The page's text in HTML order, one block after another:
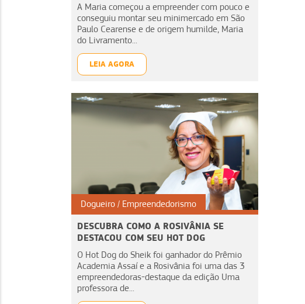
A Maria começou a empreender com pouco e
conseguiu montar seu minimercado em São
Paulo Cearense e de origem humilde, Maria
do Livramento...
LEIA AGORA
Dogueiro Empreendedorismo
DESCUBRA COMO A ROSIVÂNIA SE
DESTACOU COM SEU HOT DOG
O Hot Dog do Sheik foi ganhador do Prêmio
Academia Assaí e a Rosivânia foi uma das 3
empreendedoras-destaque da edição Uma
professora de...